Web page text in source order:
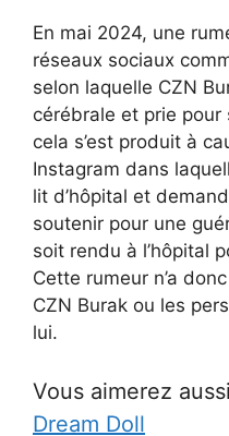
En mai 2024, une
réseaux sociaux
selon laquelle CZN
cérébrale et prie
cela s’est produit à
Instagram dans
lit d’hôpital et
soutenir pour une
soit rendu à l’hôpital
Cette rumeur n’a
CZN Burak ou les
lui.
Vous aimerez
Dream Doll